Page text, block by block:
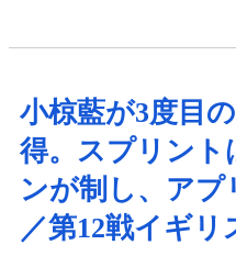
小椋藍が3度目
得。スプリント
ンが制し、アプ
／第12戦イギリ